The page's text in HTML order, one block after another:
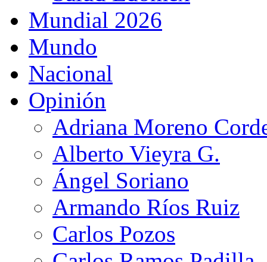
Mundial 2026
Mundo
Nacional
Opinión
Adriana Moreno
Alberto Vieyra G.
Ángel Soriano
Armando Ríos Ruiz
Carlos Pozos